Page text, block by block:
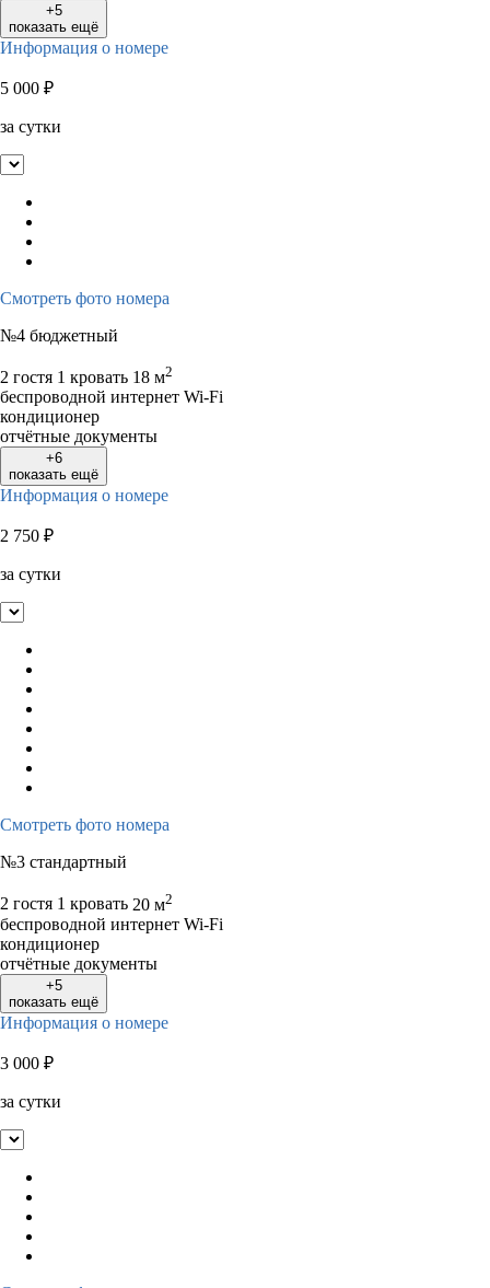
+5
показать ещё
Информация о номере
5 000 ₽
за сутки
Смотреть фото номера
№4 бюджетный
2 гостя 1 кровать 18 м2
беспроводной интернет Wi-Fi
кондиционер
отчётные документы
+6
показать ещё
Информация о номере
2 750 ₽
за сутки
Смотреть фото номера
№3 стандартный
2 гостя 1 кровать 20 м2
беспроводной интернет Wi-Fi
кондиционер
отчётные документы
+5
показать ещё
Информация о номере
3 000 ₽
за сутки